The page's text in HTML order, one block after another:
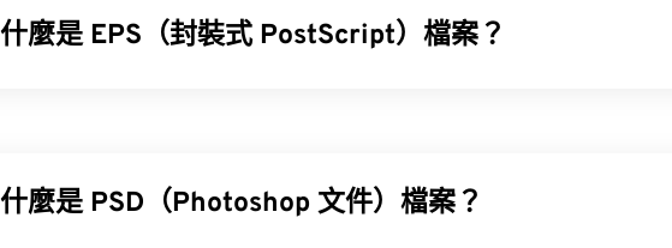
什麼是 EPS（封裝式 PostScript）檔案？
「乾圖」。
什麼是 PSD（Photoshop 文件）檔案？